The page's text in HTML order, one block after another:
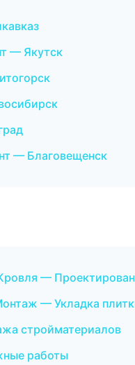
— Якутск
— Благовещенск
—
— Укладка
стройматериалов
работы